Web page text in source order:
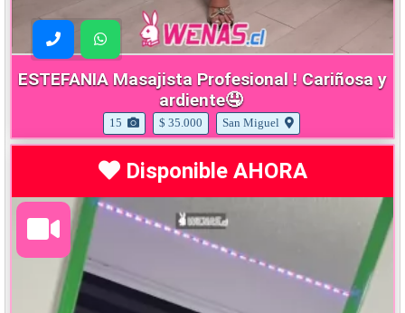
ESTEFANIA Masajista Profesional ! Cariñosa y
ardiente🤤
15 $ 35.000 San Miguel
Disponible AHORA